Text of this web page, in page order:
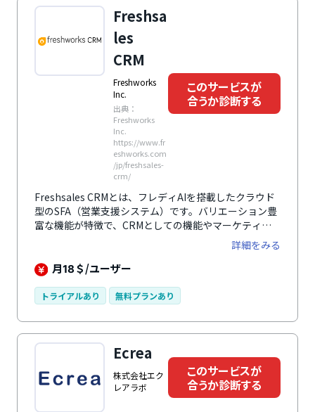
Freshsa
les
CRM
Freshworks
Inc.
出典：
Freshworks
Inc.
https://www.fr
eshworks.com
/jp/freshsales-
crm/
このサービスが
合うか診断する
Freshsales CRMとは、フレディAIを搭載したクラウド
型のSFA（営業支援システム）です。バリエーション豊
富な機能が特徴で、CRMとしての機能やマーケティン
グ自動化機能などさまざまな機能が搭載されています。
中でも、パイプラインの分析が可能なフレディAI機能が
特徴で、収益を上げる見込み客に集中できるシステム設
一されたシステムを提供することで、情報共有と組織力
リアルタイムにWebサイト訪問者とチャットでコミュ
ニケーションを図ることもできるなど、包括的なソリュ
ーションで顧客エンゲージメントの向上と、既存顧客の
詳細をみる
月18 ＄/ユーザー
トライアルあり 無料プランあり
Ecrea
株式会社エク
レアラボ
このサービスが
合うか診断する